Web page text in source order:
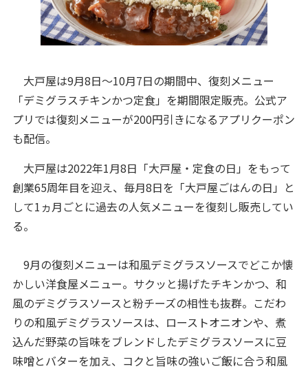
大戸屋は9月8日～10月7日の期間中、復刻メニュー
「デミグラスチキンかつ定食」を期間限定販売。公式ア
プリでは復刻メニューが200円引きになるアプリクーポン
も配信。
大戸屋は2022年1月8日「大戸屋・定食の日」をもって
創業65周年目を迎え、毎月8日を「大戸屋ごはんの日」と
して1ヵ月ごとに過去の人気メニューを復刻し販売してい
る。
9月の復刻メニューは和風デミグラスソースでどこか懐
かしい洋食屋メニュー。サクッと揚げたチキンかつ、和
風のデミグラスソースと粉チーズの相性も抜群。こだわ
りの和風デミグラスソースは、ローストオニオンや、煮
込んだ野菜の旨味をブレンドしたデミグラスソースに豆
味噌とバターを加え、コクと旨味の強いご飯に合う和風